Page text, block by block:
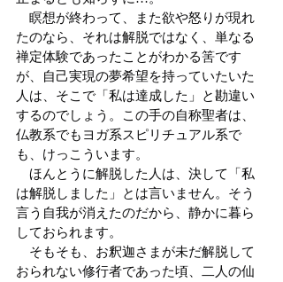
瞑想が終わって、また欲や怒りが現れ
たのなら、それは解脱ではなく、単なる
禅定体験であったことがわかる筈です
が、自己実現の夢希望を持っていたいた
人は、そこで「私は達成した」と勘違い
するのでしょう。この手の自称聖者は、
仏教系でもヨガ系スピリチュアル系で
も、けっこういます。
ほんとうに解脱した人は、決して「私
は解脱しました」とは言いません。そう
言う自我が消えたのだから、静かに暮ら
しておられます。
そもそも、お釈迦さまが未だ解脱して
おられない修行者であった頃、二人の仙